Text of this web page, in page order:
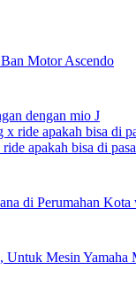
Motor Ascendo
dengan mio J
apakah bisa di
di Perumahan
Mesin Yamaha